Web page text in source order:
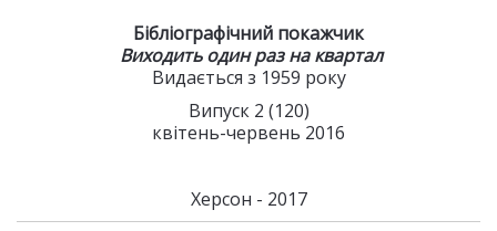
Бібліографічний покажчик
Виходить один раз на квартал
Видається з 1959 року
Випуск 2 (120)
квітень-червень 2016
Херсон - 2017